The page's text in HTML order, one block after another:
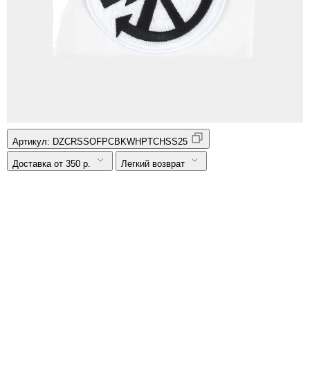
Артикул: DZCRSSOFPCBKWHPTCHSS25
Доставка от 350 р. Легкий возврат